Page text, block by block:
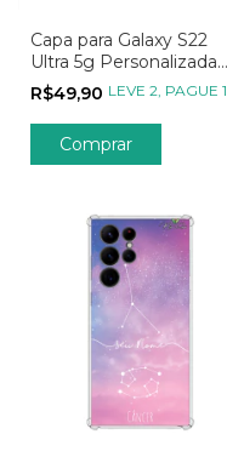
Capa para Galaxy S22
Ultra 5g Personalizada
Signos Constelação de
Escorpião
R$49,90 LEVE 2, PAGUE 1